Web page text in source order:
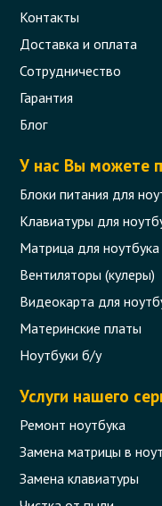
Контакты
Доставка и оплата
Сотрудничество
Гарантия
Блог
У нас Вы можете
Блоки питания для
Клавиатуры для
Матрица для ноутбука
Вентиляторы (кулеры)
Видеокарта для
Материнские платы
Ноутбуки б/у
Услуги нашего
Ремонт ноутбука
Замена матрицы в
Замена клавиатуры